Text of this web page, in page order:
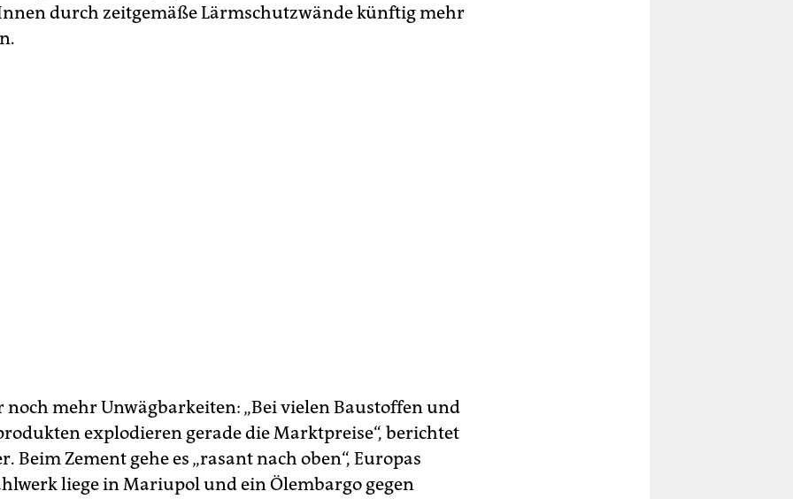
durch zeitgemäße Lärmschutzwände künftig mehr
noch mehr Unwägbarkeiten: „Bei vielen Baustoffen und
explodieren gerade die Marktpreise“, berichtet
Beim Zement gehe es „rasant nach oben“, Europas
liege in Mariupol und ein Ölembargo gegen